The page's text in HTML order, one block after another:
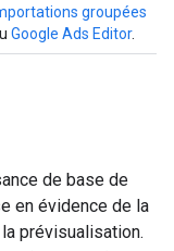
groupées
Google Ads Editor.
de base de
en évidence de la
prévisualisation.